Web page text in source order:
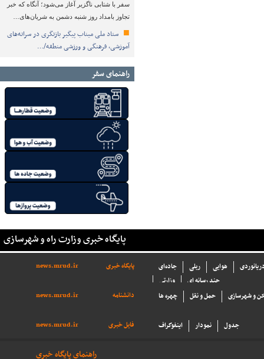
سفر با شتابی ناگزیر آغاز می‌شود؛ آنگاه که خبر
تجاوز بامداد روز شنبه دشمن به شریان‌های…
ستاد ملی میناب پیگیر بازنگری در سرانه‌های
آموزشی، فرهنگی و ورزشی منطقه/…
راهنمای سفر
پایگاه خبری وزارت راه و شهرسازی
پایگاه خبری news.mrud.ir جاده‌ای ریلی هوایی
وزارتی
چند رسانه ای
دانشنامه
news.mrud.ir چهره ها حمل و نقل و شهرسازی
فایل خبری news.mrud.ir اینفوگراف نمودار جدول
راهنمای پایگاه خبری